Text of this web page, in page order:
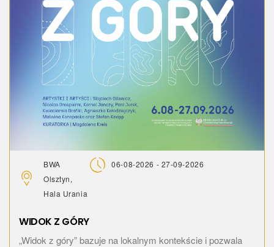
BWA
Olsztyn,
Hala Urania
06-08-2026 - 27-09-2026
WIDOK Z GÓRY
„Widok z góry” bazuje na lokalnym kontekście i pozwala